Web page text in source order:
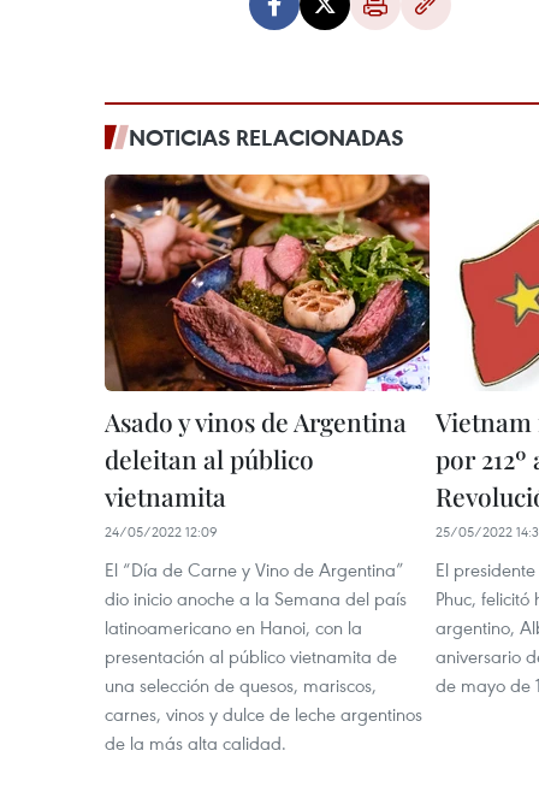
NOTICIAS RELACIONADAS
Asado y vinos de Argentina
deleitan al público
vietnamita
24/05/2022 12:09
El “Día de Carne y Vino de Argentina”
dio inicio anoche a la Semana del país
latinoamericano en Hanoi, con la
presentación al público vietnamita de
una selección de quesos, mariscos,
carnes, vinos y dulce de leche argentinos
de la más alta calidad.
Vietnam
por
25/05/2022
El
Phuc,
argentino,
aniversario
de mayo de